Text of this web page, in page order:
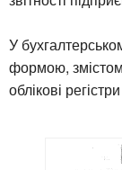
У
формою,
облікові